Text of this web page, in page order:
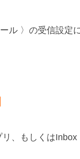
ル 〉の受信設定
リ、もしくは